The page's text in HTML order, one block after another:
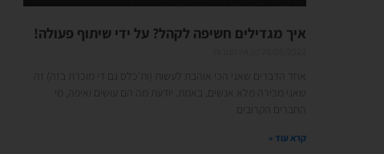
איך מגדילים חשיפה לקהל? על ידי שיתוף פעולה!
אחד הדברים שאני הכי אוהבת לעשות (ות'כלס גם די מוכרת בזה) זה
שאני מכירה מלא אנשים, באמת. יודעת מה הם עושים ואיפה, מי
החברים הקרובים
קרא עוד »